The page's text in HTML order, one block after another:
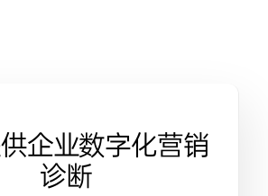
企业数字化营销
诊断